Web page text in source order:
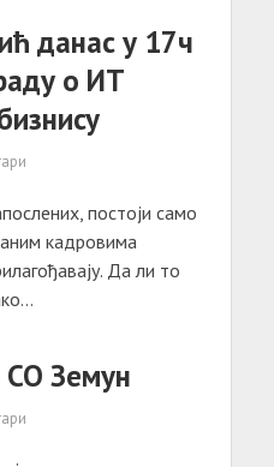
данас у 17ч
о ИТ
постоји само
кадровима
Да ли то
СО Земун